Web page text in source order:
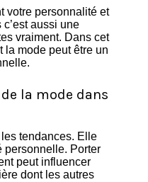
votre personnalité et
aussi une
vraiment. Dans cet
la mode peut être un
la mode dans
tendances. Elle
personnelle. Porter
peut influencer
dont les autres